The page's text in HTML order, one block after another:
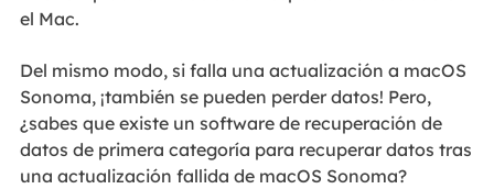
el Mac.
Del mismo modo, si falla una actualización a macOS
Sonoma, ¡también se pueden perder datos! Pero,
¿sabes que existe un software de recuperación de
datos de primera categoría para recuperar datos tras
una actualización fallida de macOS Sonoma?